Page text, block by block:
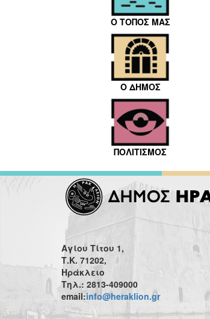
Ο ΤΟΠΟΣ ΜΑΣ
Ο ΔΗΜΟΣ
ΠΟΛΙΤΙΣΜΟΣ
Αγίου Τίτου 1,
Τ.Κ. 71202,
Ηράκλειο
Τηλ.: 2813-409000
email:info@heraklion.gr